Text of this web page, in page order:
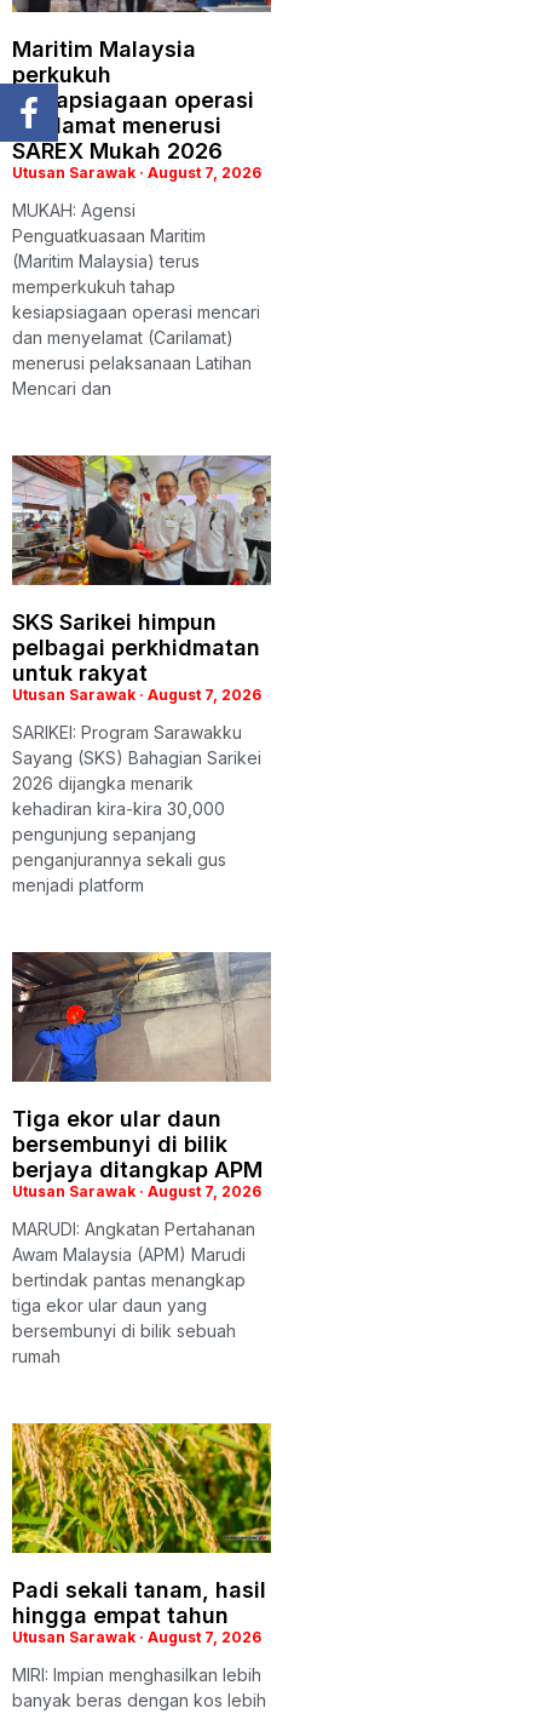
Maritim Malaysia
perkukuh
kesiapsiagaan operasi
Carilamat menerusi
SAREX Mukah 2026
Utusan Sarawak August 7, 2026
MUKAH: Agensi
Penguatkuasaan Maritim
(Maritim Malaysia) terus
memperkukuh tahap
kesiapsiagaan operasi mencari
dan menyelamat (Carilamat)
menerusi pelaksanaan Latihan
Mencari dan
SKS Sarikei himpun
pelbagai perkhidmatan
untuk rakyat
Utusan Sarawak August 7, 2026
SARIKEI: Program Sarawakku
Sayang (SKS) Bahagian Sarikei
2026 dijangka menarik
kehadiran kira-kira 30,000
pengunjung sepanjang
penganjurannya sekali gus
menjadi platform
Tiga ekor ular daun
bersembunyi di bilik
berjaya ditangkap APM
Utusan Sarawak August 7, 2026
MARUDI: Angkatan Pertahanan
Awam Malaysia (APM) Marudi
bertindak pantas menangkap
tiga ekor ular daun yang
bersembunyi di bilik sebuah
rumah
Padi sekali tanam, hasil
hingga empat tahun
Utusan Sarawak August 7, 2026
MIRI: Impian menghasilkan lebih
banyak beras dengan kos lebih